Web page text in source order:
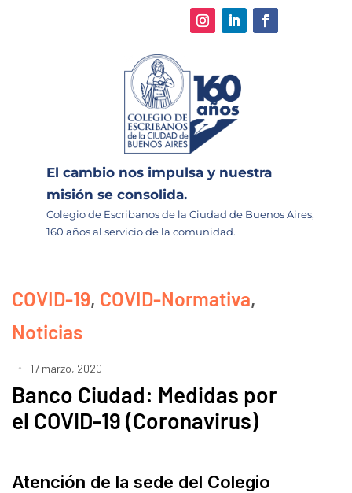
El cambio nos impulsa y nuestra
misión se consolida.
Colegio de Escribanos de la Ciudad de Buenos Aires,
160 años al servicio de la comunidad.
COVID-19, COVID-Normativa,
Noticias
17 marzo, 2020
Banco Ciudad: Medidas por
el COVID-19 (Coronavirus)
Atención de la sede del Colegio